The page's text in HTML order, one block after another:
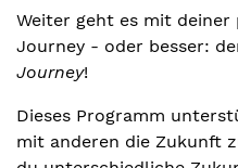
Weiter geht es mit
Journey - oder besser:
Journey!
Dieses Programm
mit anderen die Zukunft